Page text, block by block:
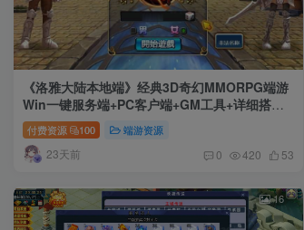
《洛雅大陆本地端》经典3D奇幻MMORPG端游
Win一键服务端+PC客户端+GM工具+详细搭建
教程
付费资源 100 端游资源
23天前 0 420 53
16